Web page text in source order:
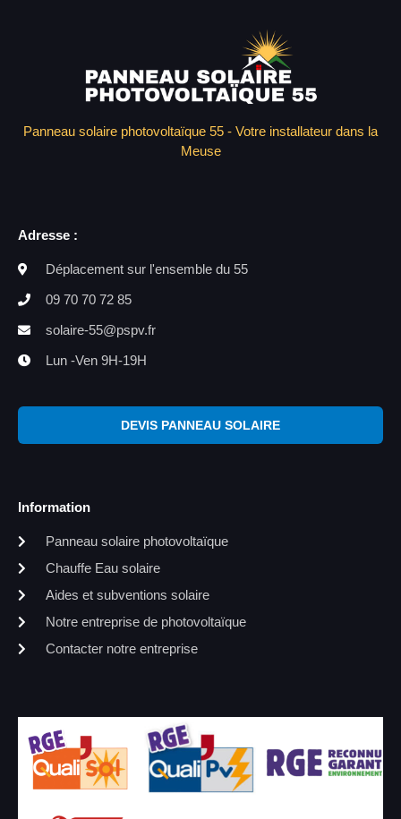
Panneau solaire photovoltaïque 55 - Votre installateur dans la
Meuse
Adresse :
Déplacement sur l'ensemble du 55
09 70 70 72 85
solaire-55@pspv.fr
Lun -Ven 9H-19H
DEVIS PANNEAU SOLAIRE
Information
Panneau solaire photovoltaïque
Chauffe Eau solaire
Aides et subventions solaire
Notre entreprise de photovoltaïque
Contacter notre entreprise